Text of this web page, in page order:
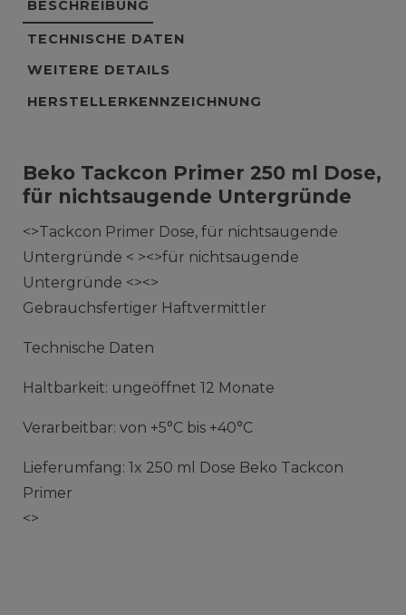
BESCHREIBUNG
TECHNISCHE DATEN
WEITERE DETAILS
HERSTELLERKENNZEICHNUNG
Beko Tackcon Primer 250 ml Dose,
für nichtsaugende Untergründe
<>Tackcon Primer Dose, für nichtsaugende
Untergründe < ><>für nichtsaugende
Untergründe <><>
Gebrauchsfertiger Haftvermittler
Technische Daten
Haltbarkeit: ungeöffnet 12 Monate
Verarbeitbar: von +5°C bis +40°C
Lieferumfang: 1x 250 ml Dose Beko Tackcon
Primer
<>